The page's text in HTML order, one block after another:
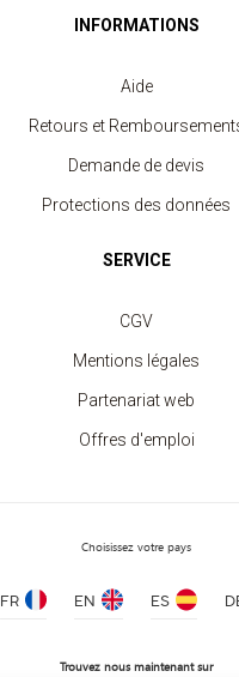
Sweat à Capuche Femme
INFORMATIONS
Aide
Retours et
Demande de devis
Protections des données
SERVICE
CGV
Mentions légales
Partenariat web
Offres d'emploi
Choisissez votre pays
FR EN ES
Trouvez nous maintenant sur